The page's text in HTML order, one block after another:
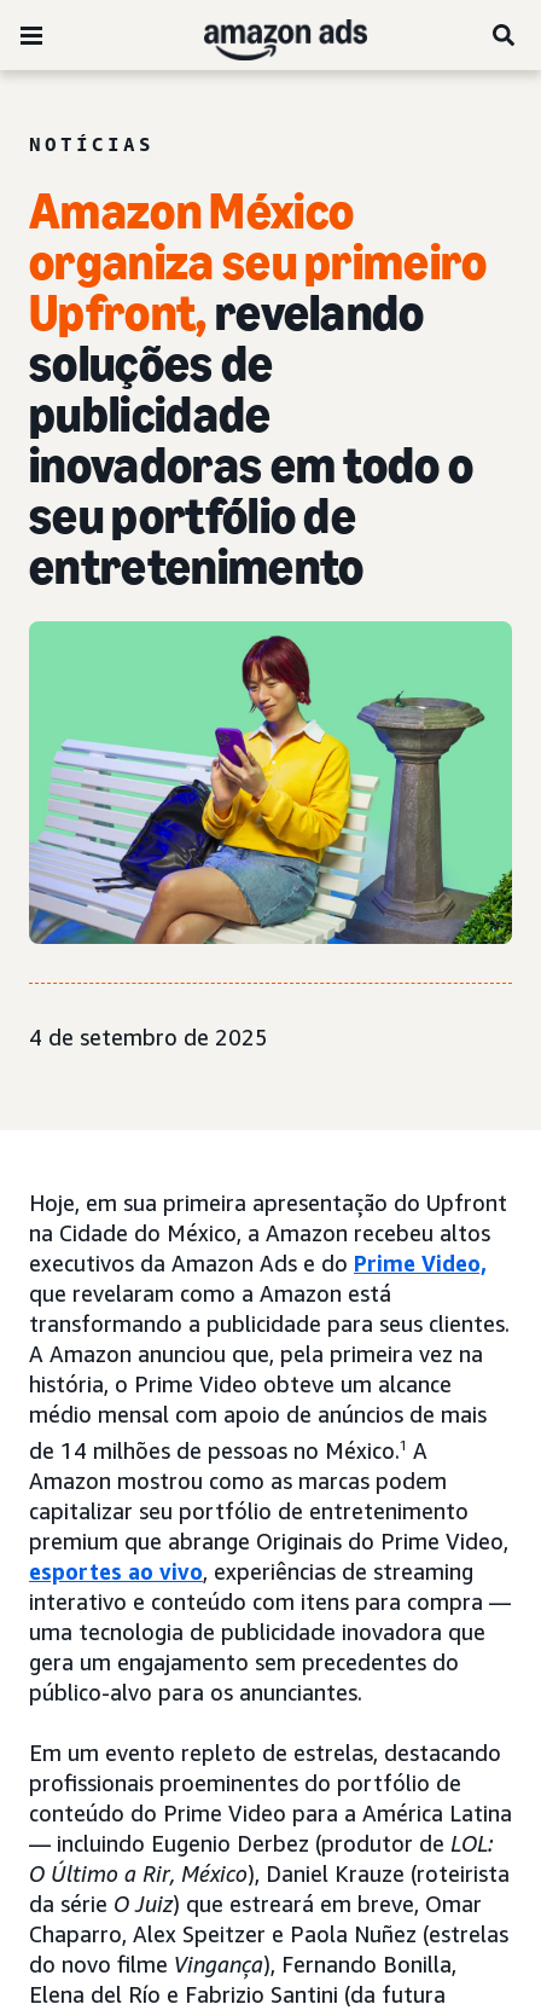
NOTÍCIAS
Amazon México
organiza seu primeiro
Upfront,revelando
soluções de
publicidade
inovadoras em todo o
seu portfólio de
entretenimento
4 de setembro de 2025
Hoje, em sua primeira apresentação do Upfront
na Cidade do México, a Amazon recebeu altos
executivos da Amazon Ads e do Prime Video,
que revelaram como a Amazon está
transformando a publicidade para seus clientes.
A Amazon anunciou que, pela primeira vez na
história, o Prime Video obteve um alcance
médio mensal com apoio de anúncios de mais
de 14 milhões de pessoas no México.1 A
Amazon mostrou como as marcas podem
capitalizar seu portfólio de entretenimento
premium que abrange Originais do Prime Video,
esportes ao vivo, experiências de streaming
interativo e conteúdo com itens para compra —
uma tecnologia de publicidade inovadora que
gera um engajamento sem precedentes do
público-alvo para os anunciantes.
Em um evento repleto de estrelas, destacando
profissionais proeminentes do portfólio de
conteúdo do Prime Video para a América Latina
— incluindo Eugenio Derbez (produtor de LOL:
O Último a Rir, México), Daniel Krauze (roteirista
da série O Juiz) que estreará em breve, Omar
Chaparro, Alex Speitzer e Paola Nuñez (estrelas
do novo filme Vingança), Fernando Bonilla,
Elena del Río e Fabrizio Santini (da futura